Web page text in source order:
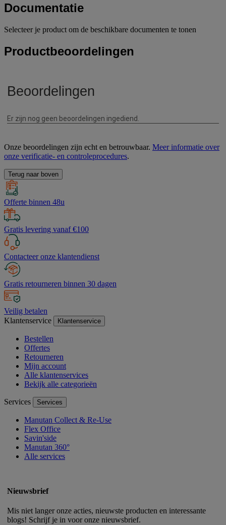
Documentatie
Selecteer je product om de beschikbare documenten te tonen
Productbeoordelingen
Onze beoordelingen zijn echt en betrouwbaar. Meer informatie over
onze verificatie- en controleprocedures.
Terug naar boven
Offerte binnen 48u
Gratis levering vanaf €100
Contacteer onze klantendienst
Gratis retourneren binnen 30 dagen
Veilig betalen
Klantenservice
Klantenservice
Bestellen
Offertes
Retourneren
Mijn account
Alle klantenservices
Bekijk alle categorieën
Services Services
Manutan Collect & Re-Use
Flex Office
Savin'side
Manutan 360°
Alle services
Nieuwsbrief
Mis niet langer onze acties, nieuwste producten en interessante
blogs! Schrijf je in voor onze nieuwsbrief.